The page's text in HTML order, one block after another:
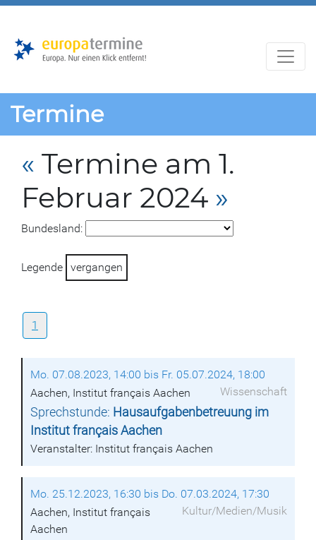
Termine
« Termine am 1.
Februar 2024 »
Bundesland:
Legende vergangen
1
Mo. 07.08.2023, 14:00 bis Fr. 05.07.2024, 18:00
Wissenschaft
Aachen, Institut français Aachen
Sprechstunde: Hausaufgabenbetreuung im
Institut français Aachen
Veranstalter: Institut français Aachen
Mo. 25.12.2023, 16:30 bis Do. 07.03.2024, 17:30
Kultur/Medien/Musik
Aachen, Institut français
Aachen